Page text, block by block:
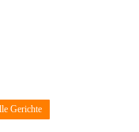
Gerichte